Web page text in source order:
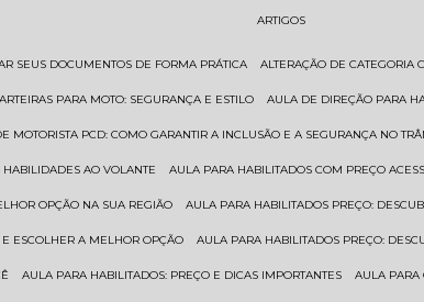
ARTIGOS
SEUS DOCUMENTOS DE FORMA PRÁTICA ALTERAÇÃO DE
PARA MOTO: SEGURANÇA E ESTILO AULA DE DIREÇÃO PARA
MOTORISTA PCD: COMO GARANTIR A INCLUSÃO E A SEGURANÇA NO
HABILIDADES AO VOLANTE AULA PARA HABILITADOS COM PREÇO
OPÇÃO NA SUA REGIÃO AULA PARA HABILITADOS PREÇO:
ESCOLHER A MELHOR OPÇÃO AULA PARA HABILITADOS PREÇO:
AULA PARA HABILITADOS: PREÇO E DICAS IMPORTANTES AULA